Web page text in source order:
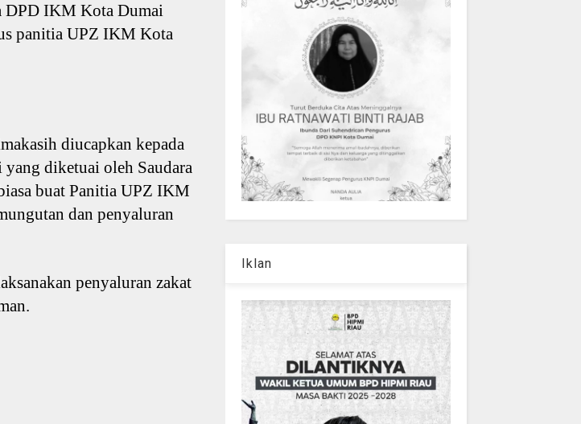
DPD IKM Kota Dumai
panitia UPZ IKM Kota
diucapkan kepada
diketuai oleh Saudara
buat Panitia UPZ IKM
dan penyaluran
penyaluran zakat
Iklan